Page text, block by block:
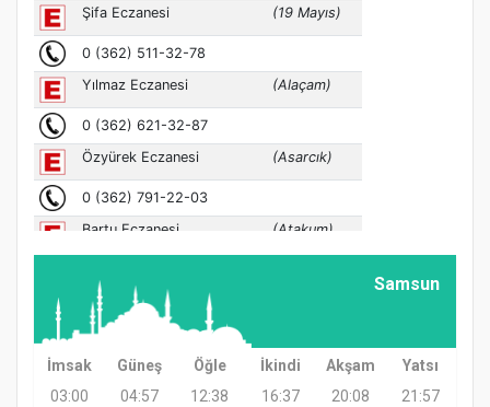
Samsun
İmsak Güneş Öğle İkindi Akşam
Yatsı
03:00
04:57 12:38 16:37 20:08 21:57